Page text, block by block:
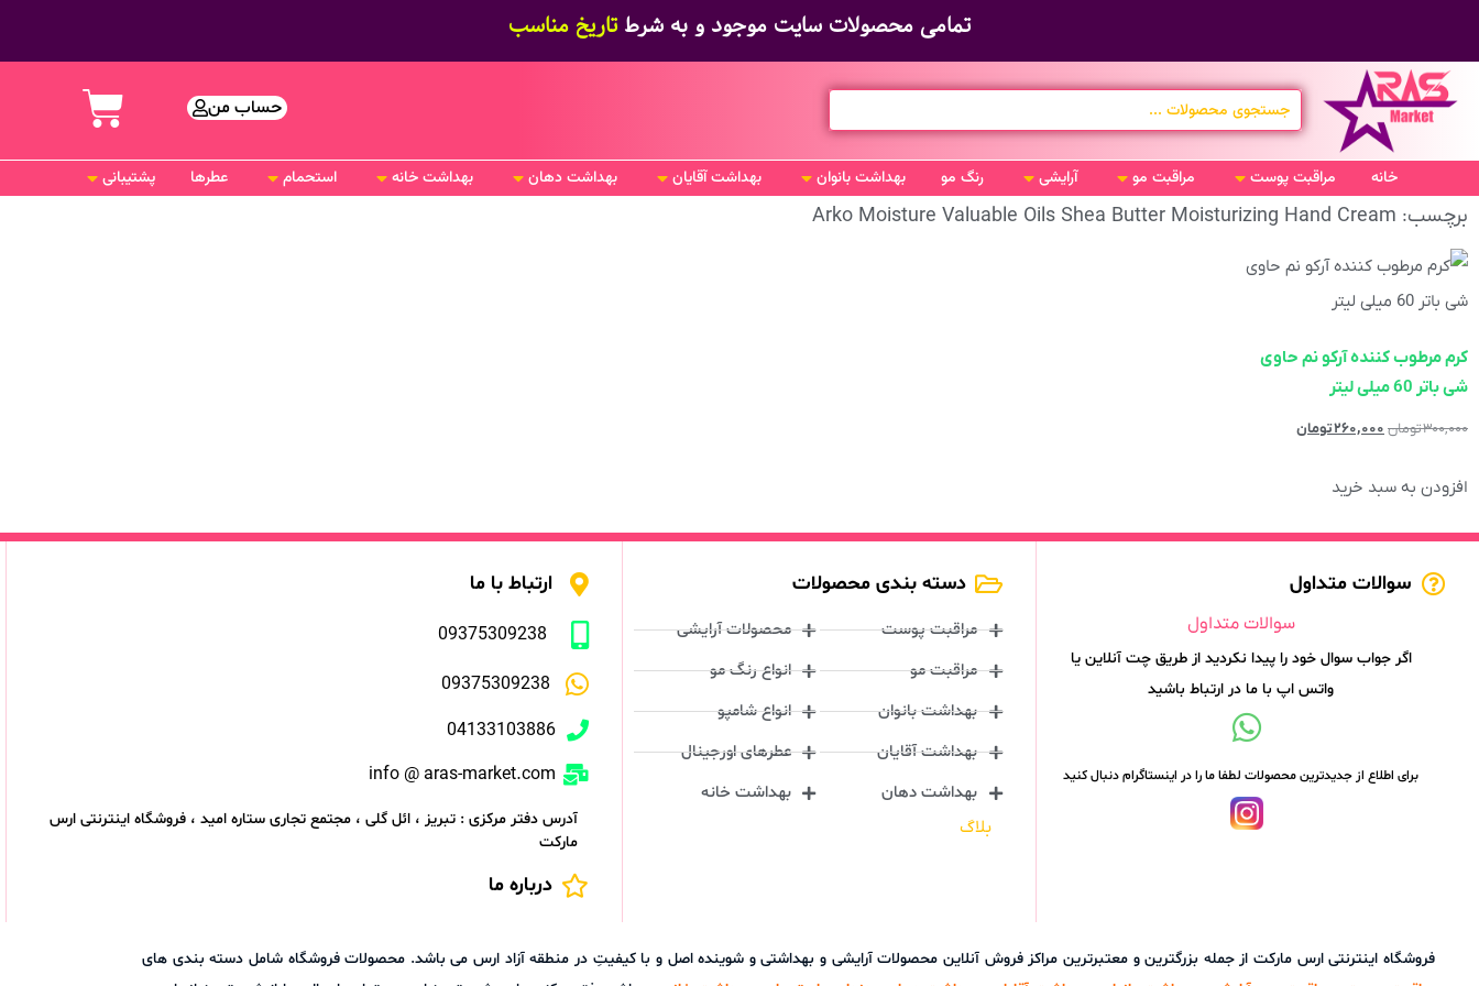
تمامی محصولات سایت موجود و به شرط تاریخ مناسب
حساب من
خانه مراقبت پوست مراقبت مو آرایشی رنگ مو بهداشت بانوان بهداشت آقایان بهداشت دهان بهداشت خانه استحمام عطرها پشتیبانی
برچسب: Arko Moisture Valuable Oils Shea Butter Moisturizing Hand Cream
کرم مرطوب کننده آرکو نم حاوی
شی باتر 60 میلی لیتر
۳۰۰,۰۰۰تومان ۲۶۰,۰۰۰تومان
افزودن به سبد خرید
سوالات متداول
سوالات متداول
اگر جواب سوال خود را پیدا نکردید از طریق چت آنلاین یا
واتس اپ با ما در ارتباط باشید
برای اطلاع از جدیدترین محصولات لطفا ما را در اینستاگرام دنبال کنید
دسته بندی محصولات
مراقبت پوست
مراقبت مو
بهداشت بانوان
بهداشت آقایان
بهداشت دهان
محصولات آرایشی
انواع رنگ مو
انواع شامپو
عطرهای اورجینال
بهداشت خانه
بلاگ
ارتباط با ما
09375309238
09375309238
04133103886
info @ aras-market.com
آدرس دفتر مرکزی : تبریز ، ائل گلی ، مجتمع تجاری ستاره امید ، فروشگاه اینترنتی ارس
مارکت
درباره ما
فروشگاه اینترنتی ارس مارکت از جمله بزرگترین و معتبرترین مراکز فروش آنلاین محصولات آرایشی و بهداشتی و شوینده اصل و با کیفیتِ در منطقه آزاد ارس می باشد. محصولات فروشگاه شامل دسته بندی های